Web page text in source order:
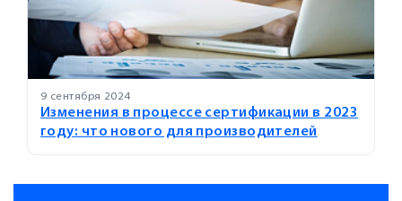
9 сентября 2024
Изменения в процессе сертификации в 2023
году: что нового для производителей